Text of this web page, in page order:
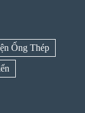
Ống Thép